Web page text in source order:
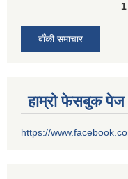
बाँकी समाचार
हाम्रो फेसबुक पेज
https://